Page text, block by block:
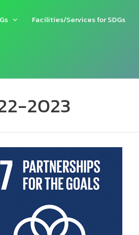
Facilities/Services for SDGs
2023